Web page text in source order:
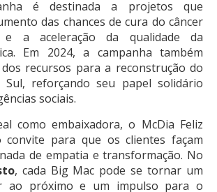
é destinada a projetos que
das chances de cura do câncer
e a aceleração da qualidade da
Em 2024, a campanha também
recursos para a reconstrução do
Sul, reforçando seu papel solidário
sociais.
como embaixadora, o McDia Feliz
convite para que os clientes façam
de empatia e transformação. No
, cada Big Mac pode se tornar um
ao próximo e um impulso para o